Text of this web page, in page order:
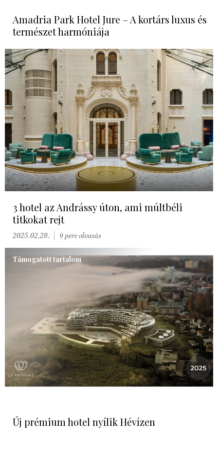
Amadria Park Hotel Jure – A kortárs luxus és
természet harmóniája
3 hotel az Andrássy úton, ami múltbéli
titkokat rejt
2025.02.28. 9 perc olvasás
Támogatott tartalom
Új prémium hotel nyílik Hévízen